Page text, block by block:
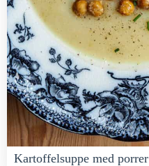
Kartoffelsuppe med porrer